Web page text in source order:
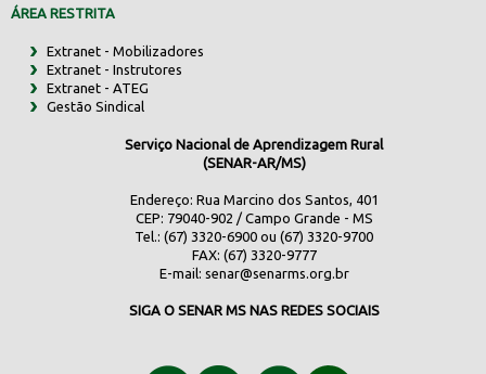
ÁREA RESTRITA
Extranet - Mobilizadores
Extranet - Instrutores
Extranet - ATEG
Gestão Sindical
Serviço Nacional de Aprendizagem Rural
(SENAR-AR/MS)
Endereço: Rua Marcino dos Santos, 401
CEP: 79040-902 / Campo Grande - MS
Tel.: (67) 3320-6900 ou (67) 3320-9700
FAX: (67) 3320-9777
E-mail: senar@senarms.org.br
SIGA O SENAR MS NAS REDES SOCIAIS